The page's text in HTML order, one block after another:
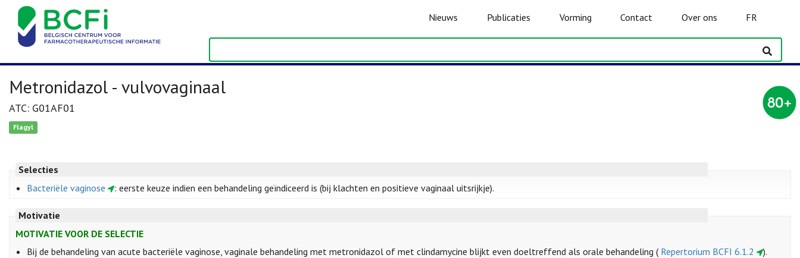
Nieuws Publicaties Vorming Contact Over ons FR
Metronidazol - vulvovaginaal
ATC: G01AF01
Flagyl
Selecties
Bacteriële vaginose
: eerste keuze indien een behandeling geïndiceerd is (bij klachten en positieve vaginaal uitsrijkje).
Motivatie
MOTIVATIE VOOR DE SELECTIE
Bij de behandeling van acute bacteriële vaginose, vaginale behandeling met metronidazol of met clindamycine blijkt even doeltreffend als orale behandeling ( Repertorium BCFI 6.1.2
).